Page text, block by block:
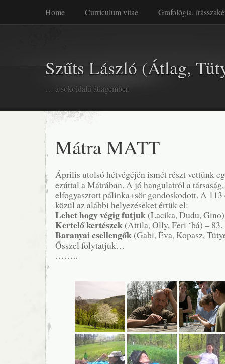
Home Curriculum vitae Grafológia,
… a sokoldalú átlagember.
Szűts László (Átlag,
Mátra MATT
Április utolsó hétvégéjén ismét részt vettünk
ezúttal a Mátrában. A jó hangulatról a
elfogyasztott pálinka+sör gondoskodott. A 113
közül az alábbi helyezéseket értük el:
Lehet hogy végig futjuk (Lacika, Dudu,
Kertelő kertészek (Attila, Olly, Feri ‘bá) – 83.
Baranyai csellengők (Gabi, Éva, Kopasz,
Ősszel folytatjuk…
……..